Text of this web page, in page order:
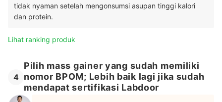
tidak nyaman setelah mengonsumsi asupan tinggi kalori
dan protein.
Lihat ranking produk
4
Pilih mass gainer yang sudah memiliki
nomor BPOM; Lebih baik lagi jika sudah
mendapat sertifikasi Labdoor